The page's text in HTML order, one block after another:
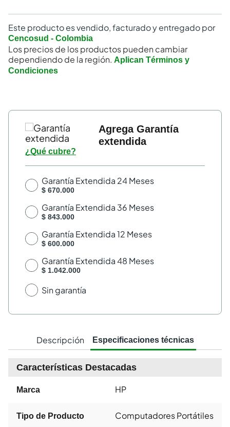
Este producto es vendido, facturado y entregado por
Cencosud - Colombia
Los precios de los productos pueden cambiar
dependiendo de la región. Aplican Términos y
Condiciones
Agrega Garantía
extendida
¿Qué cubre?
Garantía Extendida 24 Meses
$ 670.000
Garantía Extendida 36 Meses
$ 843.000
Garantía Extendida 12 Meses
$ 600.000
Garantía Extendida 48 Meses
$ 1.042.000
Sin garantía
Descripción Especificaciones técnicas
Características Destacadas
Marca HP
Tipo de Producto Computadores Portátiles